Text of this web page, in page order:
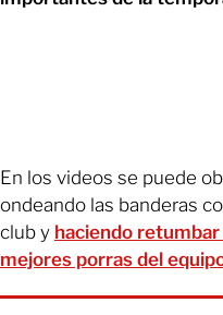
En los videos se puede
ondeando las banderas
club y haciendo
mejores porras del